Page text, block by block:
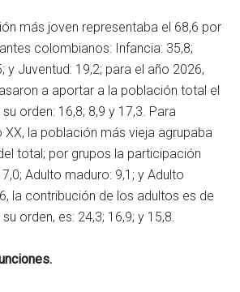
más joven representaba el 68,6 por
colombianos: Infancia: 35,8;
y Juventud: 19,2; para el año 2026,
a aportar a la población total el
orden: 16,8; 8,9 y 17,3. Para
la población más vieja agrupaba
total; por grupos la participación
Adulto maduro: 9,1; y Adulto
la contribución de los adultos es de
orden, es: 24,3; 16,9; y 15,8.